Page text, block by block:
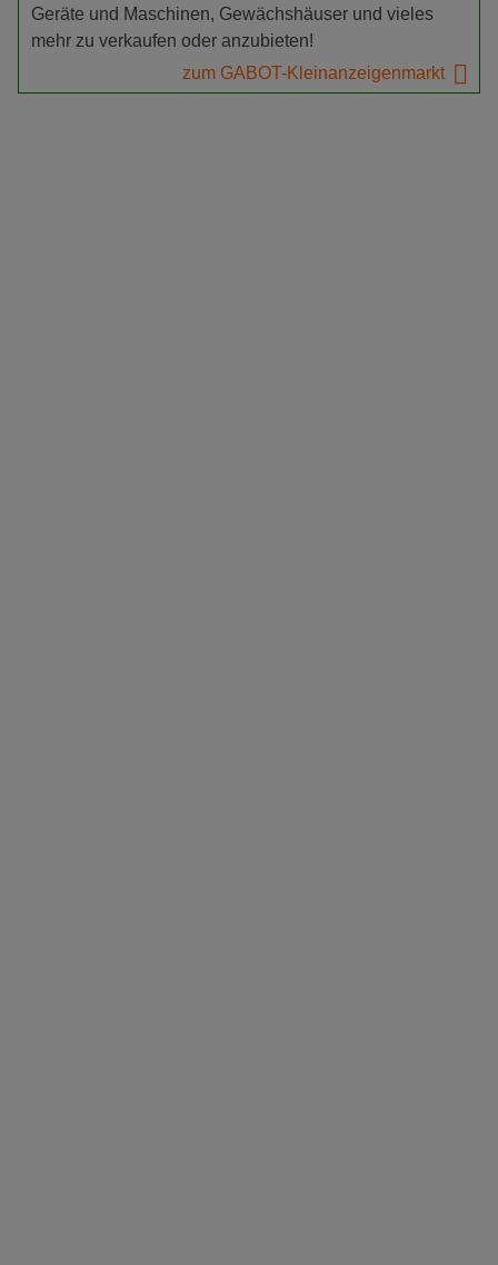
Geräte und Maschinen, Gewächshäuser und vieles
mehr zu verkaufen oder anzubieten!
zum GABOT-Kleinanzeigenmarkt